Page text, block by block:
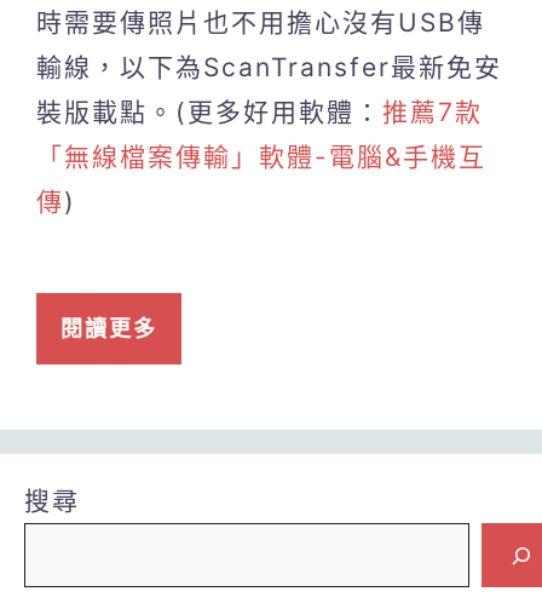
時需要傳照片也不用擔心沒有USB傳
輸線，以下為ScanTransfer最新免安
裝版載點。(更多好用軟體： 推薦7款
「無線檔案傳輸」軟體-電腦&手機互
傳)
閱讀更多
搜尋